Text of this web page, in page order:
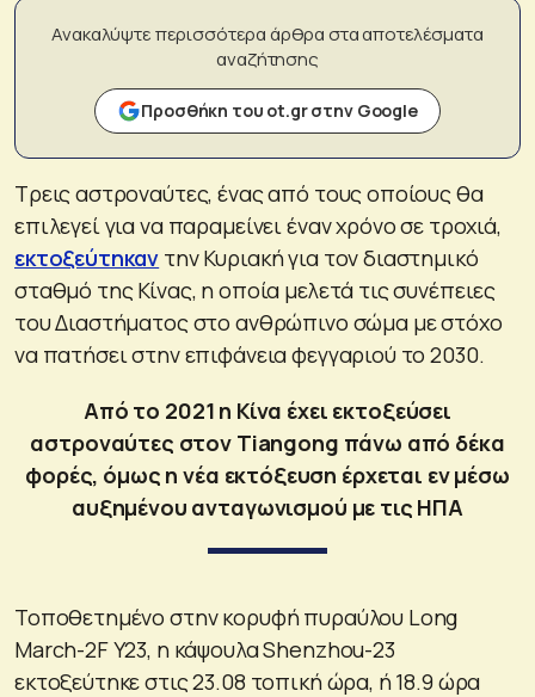
Ανακαλύψτε περισσότερα άρθρα στα αποτελέσματα
αναζήτησης
Προσθήκη του ot.gr στην Google
Τρεις αστροναύτες, ένας από τους οποίους θα
επιλεγεί για να παραμείνει έναν χρόνο σε τροχιά,
εκτοξεύτηκαν την Κυριακή για τον διαστημικό
σταθμό της Κίνας, η οποία μελετά τις συνέπειες
του Διαστήματος στο ανθρώπινο σώμα με στόχο
να πατήσει στην επιφάνεια φεγγαριού το 2030.
Από το 2021 η Κίνα έχει εκτοξεύσει
αστροναύτες στον Tiangong πάνω από δέκα
φορές, όμως η νέα εκτόξευση έρχεται εν μέσω
αυξημένου ανταγωνισμού με τις ΗΠΑ
Τοποθετημένο στην κορυφή πυραύλου Long
March-2F Y23, η κάψουλα Shenzhou-23
εκτοξεύτηκε στις 23.08 τοπική ώρα, ή 18.9 ώρα